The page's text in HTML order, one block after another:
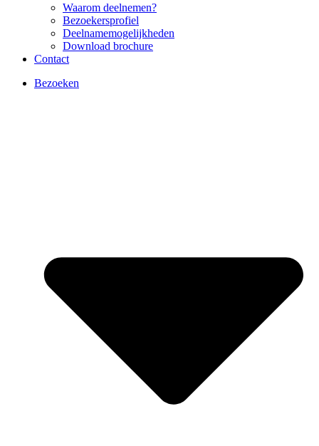
Waarom deelnemen?
Bezoekersprofiel
Deelnamemogelijkheden
Download brochure
Contact
Bezoeken